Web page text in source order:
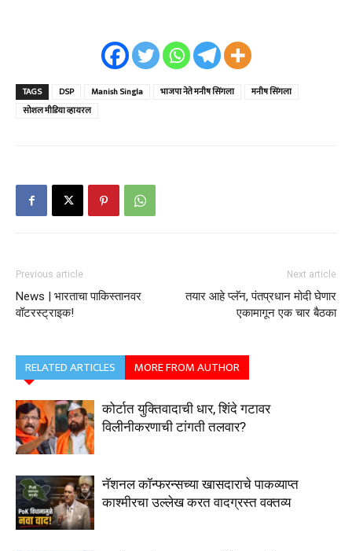
TAGS DSP Manish Singla भाजपा नेते मनीष सिंगला
मनीष सिंगला
सोशल मीडिया व्हायरल
Previous article
News | भारताचा पाकिस्तानवर
वॉटरस्ट्राइक!
Next article
तयार आहे प्लॅन, पंतप्रधान मोदी घेणार
एकामागून एक चार बैठका
RELATED ARTICLES MORE FROM AUTHOR
कोर्टात युक्तिवादाची धार, शिंदे गटावर
विलीनीकरणाची टांगती तलवार?
नॅशनल कॉन्फरन्सच्या खासदाराचे पाकव्याप्त
काश्मीरचा उल्लेख करत वादग्रस्त वक्तव्य